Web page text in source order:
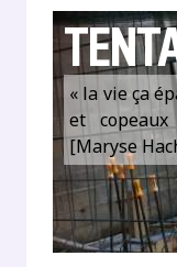
« la vie ça
et
[Maryse